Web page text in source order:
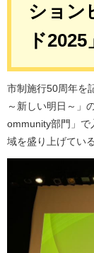
ション
ド
市制施行50周年を
～新しい明日～」
ommunity部門」で
域を盛り上げてい